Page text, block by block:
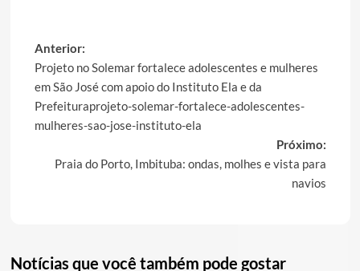
Post
navigation
Anterior:
Projeto no Solemar fortalece adolescentes e mulheres
em São José com apoio do Instituto Ela e da
Prefeituraprojeto-solemar-fortalece-adolescentes-
mulheres-sao-jose-instituto-ela
Próximo:
Praia do Porto, Imbituba: ondas, molhes e vista para
navios
Notícias que você também pode gostar